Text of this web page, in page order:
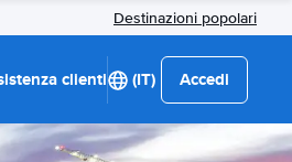
Destinazioni popolari
clienti (IT) Accedi